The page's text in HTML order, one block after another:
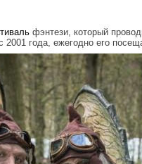
фэнтези, который
года, ежегодно его